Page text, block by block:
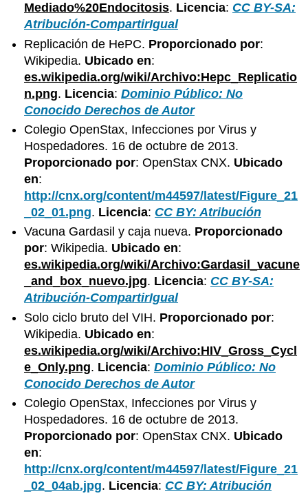
Mediado%20Endocitosis. Licencia: CC BY-SA:
Atribución-CompartirIgual
Replicación de HePC. Proporcionado por:
Wikipedia. Ubicado en:
es.wikipedia.org/wiki/Archivo:Hepc_Replicatio
n.png. Licencia:Dominio Público: No
Conocido Derechos de Autor
Colegio OpenStax, Infecciones por Virus y
Hospedadores. 16 de octubre de 2013.
Proporcionado por: OpenStax CNX. Ubicado
en:
http://cnx.org/content/m44597/latest/Figure_21
_02_01.png. Licencia: CC BY: Atribución
Vacuna Gardasil y caja nueva. Proporcionado
por: Wikipedia. Ubicado en:
es.wikipedia.org/wiki/Archivo:Gardasil_vacune
_and_box_nuevo.jpg. Licencia: CC BY-SA:
Atribución-CompartirIgual
Solo ciclo bruto del VIH. Proporcionado por:
Wikipedia. Ubicado en:
es.wikipedia.org/wiki/Archivo:HIV_Gross_Cycl
e_Only.png. Licencia:Dominio Público: No
Conocido Derechos de Autor
Colegio OpenStax, Infecciones por Virus y
Hospedadores. 16 de octubre de 2013.
Proporcionado por: OpenStax CNX. Ubicado
en:
http://cnx.org/content/m44597/latest/Figure_21
_02_04ab.jpg. Licencia: CC BY: Atribución